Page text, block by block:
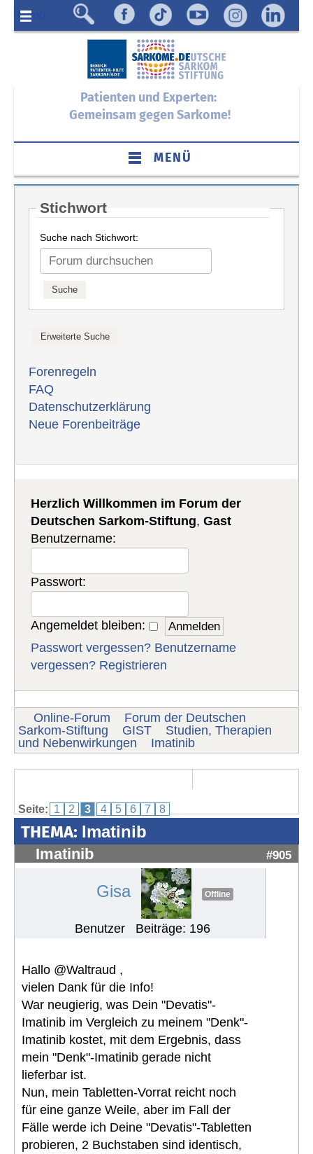
Menü
Patienten und Experten:
Gemeinsam gegen Sarkome!
MENÜ
Stichwort
Suche nach Stichwort:
Forenregeln
FAQ
Datenschutzerklärung
Neue Forenbeiträge
Herzlich Willkommen im Forum der
Deutschen Sarkom-Stiftung,Gast
Benutzername:
Passwort:
Angemeldet bleiben:
Passwort vergessen? Benutzername
vergessen? Registrieren
Online-Forum
Forum der Deutschen
Sarkom-Stiftung
GIST
Studien, Therapien
und Nebenwirkungen
Imatinib
Seite: 1 2 3 4 5 6 7 8
THEMA: Imatinib
Imatinib #905
Gisa Offline
Benutzer Beiträge: 196
Hallo @Waltraud ,
vielen Dank für die Info!
War neugierig, was Dein "Devatis"-
Imatinib im Vergleich zu meinem "Denk"-
Imatinib kostet, mit dem Ergebnis, dass
mein "Denk"-Imatinib gerade nicht
lieferbar ist.
Nun, mein Tabletten-Vorrat reicht noch
für eine ganze Weile, aber im Fall der
Fälle werde ich Deine "Devatis"-Tabletten
probieren, 2 Buchstaben sind identisch,